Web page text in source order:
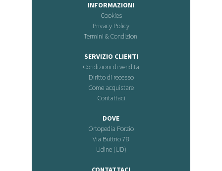
INFORMAZIONI
Cookies
Privacy Policy
Termini & Condizioni
SERVIZIO CLIENTI
Condizioni di vendita
Diritto di recesso
Come acquistare
Contattaci
DOVE
Ortopedia Porzio
Via Buttrio 78
Udine (UD)